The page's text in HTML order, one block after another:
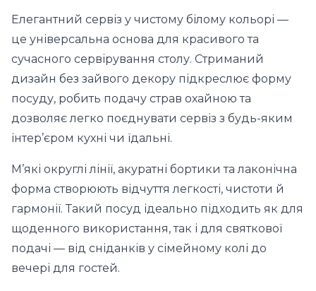
Елегантний сервіз у чистому білому кольорі —
це універсальна основа для красивого та
сучасного сервірування столу. Стриманий
дизайн без зайвого декору підкреслює форму
посуду, робить подачу страв охайною та
дозволяє легко поєднувати сервіз з будь-яким
інтер’єром кухні чи їдальні.
М’які округлі лінії, акуратні бортики та лаконічна
форма створюють відчуття легкості, чистоти й
гармонії. Такий посуд ідеально підходить як для
щоденного використання, так і для святкової
подачі — від сніданків у сімейному колі до
вечері для гостей.